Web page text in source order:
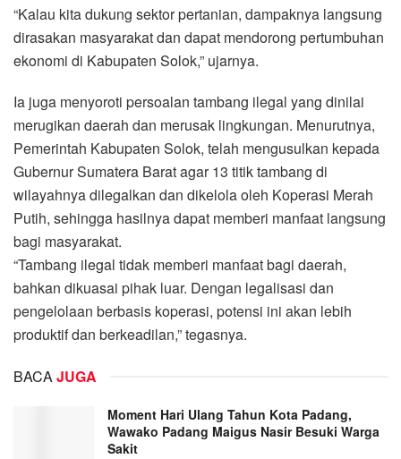
“Kalau kita dukung sektor pertanian, dampaknya langsung
dirasakan masyarakat dan dapat mendorong pertumbuhan
ekonomi di Kabupaten Solok,” ujarnya.
Ia juga menyoroti persoalan tambang ilegal yang dinilai
merugikan daerah dan merusak lingkungan. Menurutnya,
Pemerintah Kabupaten Solok, telah mengusulkan kepada
Gubernur Sumatera Barat agar 13 titik tambang di
wilayahnya dilegalkan dan dikelola oleh Koperasi Merah
Putih, sehingga hasilnya dapat memberi manfaat langsung
bagi masyarakat.
“Tambang ilegal tidak memberi manfaat bagi daerah,
bahkan dikuasai pihak luar. Dengan legalisasi dan
pengelolaan berbasis koperasi, potensi ini akan lebih
produktif dan berkeadilan,” tegasnya.
BACAJUGA
Moment Hari Ulang Tahun Kota Padang,
Wawako Padang Maigus Nasir Besuki Warga
Sakit